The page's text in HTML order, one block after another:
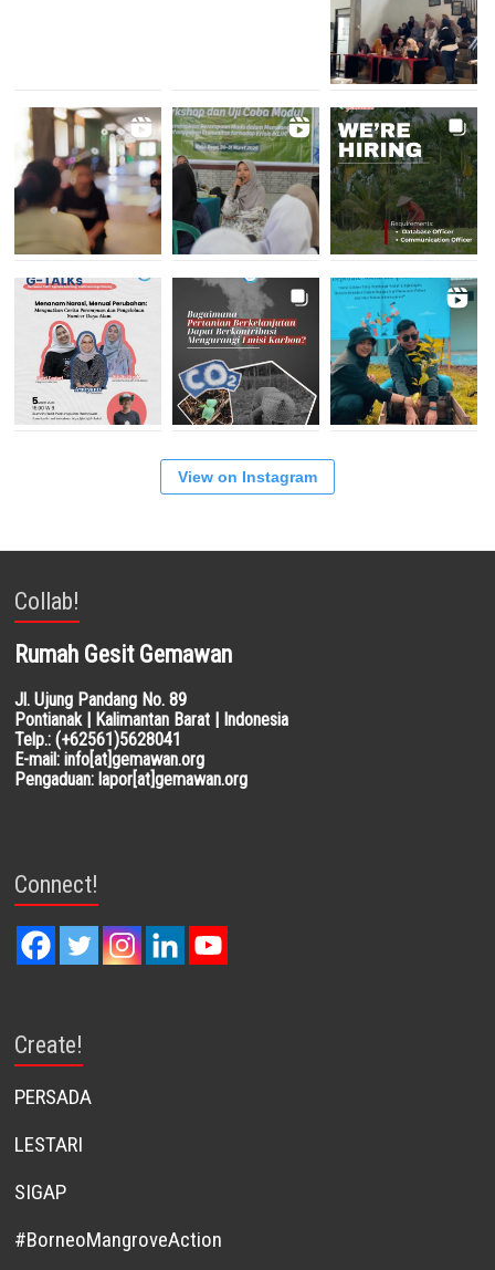
View on Instagram
Collab!
Rumah Gesit Gemawan
Jl. Ujung Pandang No. 89
Pontianak | Kalimantan Barat | Indonesia
Telp.: (+62561)5628041
E-mail: info[at]gemawan.org
Pengaduan: lapor[at]gemawan.org
Connect!
Create!
PERSADA
LESTARI
SIGAP
#BorneoMangroveAction